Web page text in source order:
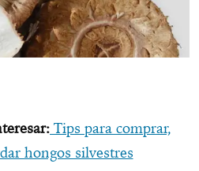
Tips para comprar,
hongos silvestres